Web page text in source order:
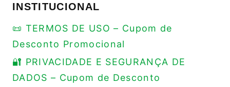
INSTITUCIONAL
📜 TERMOS DE USO – Cupom de
Desconto Promocional
🔐 PRIVACIDADE E SEGURANÇA DE
DADOS – Cupom de Desconto